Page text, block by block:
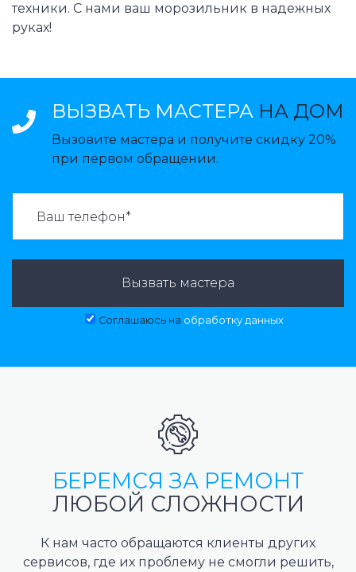
техники. С нами ваш морозильник в надежных
руках!
ВЫЗВАТЬ МАСТЕРА НА ДОМ
Вызовите мастера и получите скидку 20%
при первом обращении.
Вызвать мастера
Соглашаюсь на обработку данных
БЕРЕМСЯ ЗА РЕМОНТ
ЛЮБОЙ СЛОЖНОСТИ
К нам часто обращаются клиенты других
сервисов, где их проблему не смогли решить,